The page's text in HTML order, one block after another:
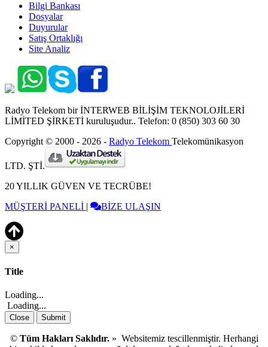
Bilgi Bankası
Dosyalar
Duyurular
Satış Ortaklığı
Site Analiz
Radyo Telekom bir İNTERWEB BİLİŞİM TEKNOLOJİLERİ
LİMİTED ŞİRKETİ kuruluşudur.. Telefon: 0 (850) 303 60 30
Copyright © 2000 - 2026 - Radyo Telekom Telekomünikasyon
LTD. ŞTİ.
20 YILLIK GÜVEN VE TECRÜBE!
MÜŞTERİ PANELİ | BİZE ULAŞIN
×
Close
Title
Loading...
Loading...
Close Submit
© Tüm Hakları Saklıdır.» Websitemiz tescillenmiştir. Herhangi